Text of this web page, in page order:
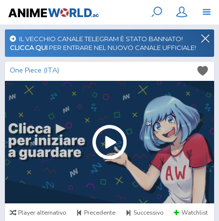
IL VECCHIO CANALE TELEGRAM È STATO BANNATO!
CLICCA QUI PER ENTRARE NEL NUOVO CANALE UFFICIALE!
One Piece (ITA)
Player alternativo Precedente Successivo Watchlist